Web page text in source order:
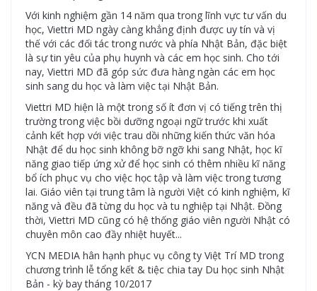
Với kinh nghiệm gần 14 năm qua trong lĩnh vực tư vấn du
học, Viettri MD ngày càng khẳng định được uy tín và vị
thế với các đối tác trong nước và phía Nhật Bản, đặc biệt
là sự tin yêu của phụ huynh và các em học sinh. Cho tới
nay, Viettri MD đã góp sức đưa hàng ngàn các em học
sinh sang du học và làm việc tại Nhật Bản.
Viettri MD hiện là một trong số ít đơn vị có tiếng trên thị
trường trong việc bồi dưỡng ngoại ngữ trước khi xuất
cảnh kết hợp với việc trau dồi những kiến thức văn hóa
Nhật để du học sinh không bỡ ngỡ khi sang Nhật, học kĩ
năng giao tiếp ứng xử để học sinh có thêm nhiều kĩ năng
bổ ích phục vụ cho việc học tập và làm việc trong tương
lai. Giáo viên tại trung tâm là người Việt có kinh nghiệm, kĩ
năng và đều đã từng du học và tu nghiệp tại Nhật. Đồng
thời, Viettri MD cũng có hệ thống giáo viên người Nhật có
chuyên môn cao đầy nhiệt huyết...
YCN MEDIA hân hạnh phục vụ công ty Việt Trí MD trong
chương trình lễ tổng kết & tiệc chia tay Du học sinh Nhật
Bản - kỳ bay tháng 10/2017